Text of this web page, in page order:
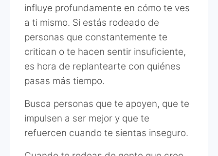
influye profundamente en cómo te ves
a ti mismo. Si estás rodeado de
personas que constantemente te
critican o te hacen sentir insuficiente,
es hora de replantearte con quiénes
pasas más tiempo.
Busca personas que te apoyen, que te
impulsen a ser mejor y que te
refuercen cuando te sientas inseguro.